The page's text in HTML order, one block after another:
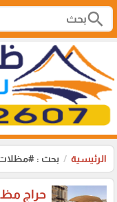
search
الرئيسية بحث :
حراج